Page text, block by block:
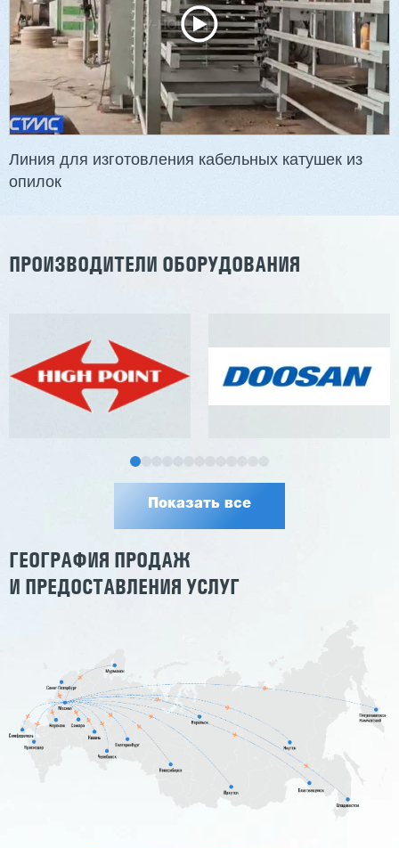
Линия для изготовления кабельных катушек из
опилок
ПРОИЗВОДИТЕЛИ ОБОРУДОВАНИЯ
Показать все
ГЕОГРАФИЯ ПРОДАЖ
И ПРЕДОСТАВЛЕНИЯ УСЛУГ